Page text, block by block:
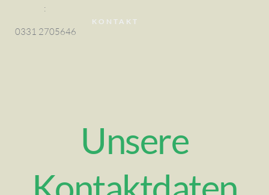
:
0331 2705646
KONTAKT
Unsere